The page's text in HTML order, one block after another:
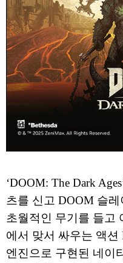
‘DOOM: The Dark
츠를 신고 DOOM 슬
초월적인 무기를 들고
에서 맞서 싸우는 액션
엔진으로 구현된 네이